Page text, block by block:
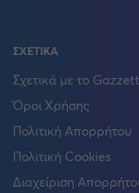
ΣΧΕΤΙΚΑ
Σχετικά με το
Όροι Χρήσης
Πολιτική Απορρήτου
Πολιτική Cookies
Διαχείριση